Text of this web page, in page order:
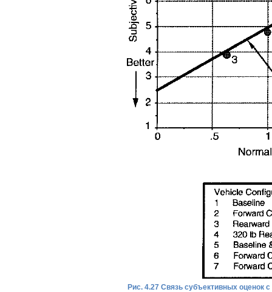
Рис. 4.27 Связь субъективных оценок